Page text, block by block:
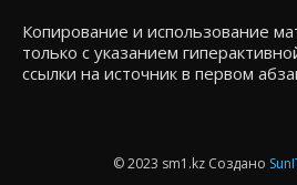
Копирование и использование
только с указанием
ссылки на источник в первом
© 2023 sm1.kz Создано